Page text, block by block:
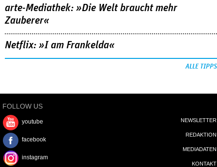
arte-Mediathek: »Die Welt braucht mehr
Zauberer«
Netflix: »I am Frankelda«
ALLE TIPPS
FOLLOW US
youtube
facebook
instagram
NEWSLETTER
REDAKTION
MEDIADATEN
KONTAKT